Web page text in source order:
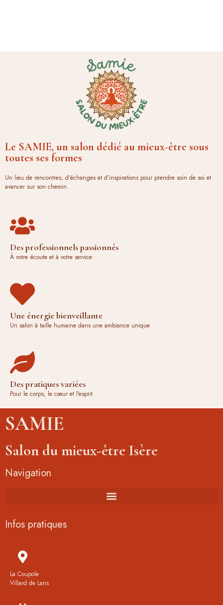
Le SAMIE, un salon dédié au mieux-être sous
toutes ses formes
Un lieu de rencontres, d’échanges et d’inspirations pour prendre soin de soi et
avancer sur son chemin.
Des professionnels passionnés
À votre écoute et à votre service
Une énergie bienveillante
Un salon à taille humaine dans une ambiance unique
Des pratiques variées
Pour le corps, le cœur et l'esprit
SAMIE
Salon du mieux-être Isère
Navigation
Infos pratiques
La Coupole
Villard de Lans